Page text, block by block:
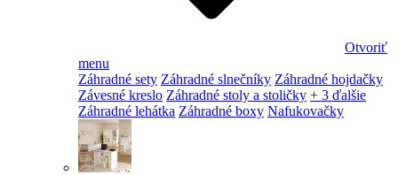
Otvoriť
menu
Záhradné sety Záhradné slnečníky Záhradné hojdačky
Závesné kreslo Záhradné stoly a stoličky + 3 ďalšie
Záhradné lehátka Záhradné boxy Nafukovačky